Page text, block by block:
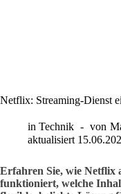
Netflix: Streaming-Dienst
in Technik von
aktualisiert
Erfahren Sie, wie Netflix
funktioniert, welche